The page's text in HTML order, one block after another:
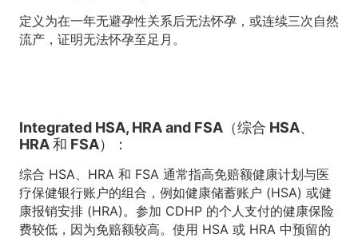
定义为在一年无避孕性关系后无法怀孕，或连续三次自然
流产，证明无法怀孕至足月。
Integrated HSA, HRA and FSA（综合 HSA、
HRA 和 FSA）：
综合 HSA、HRA 和 FSA 通常指高免赔额健康计划与医
疗保健银行账户的组合，例如健康储蓄账户 (HSA) 或健
康报销安排 (HRA)。参加 CDHP 的个人支付的健康保险
费较低，因为免赔额较高。使用 HSA 或 HRA 中预留的